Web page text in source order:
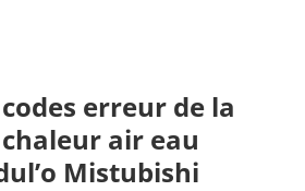
erreur de la
air eau
Mistubishi